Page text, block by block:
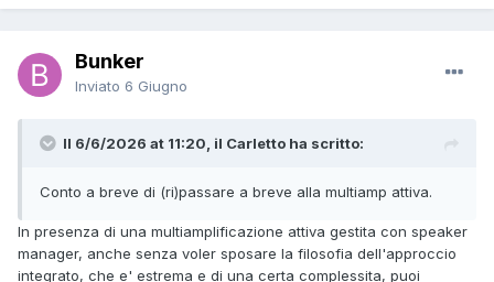
Bunker
Inviato 6 Giugno
Il 6/6/2026 at 11:20, il Carletto ha scritto:
Conto a breve di (ri)passare a breve alla multiamp attiva.
In presenza di una multiamplificazione attiva gestita con speaker
manager, anche senza voler sposare la filosofia dell'approccio
integrato, che e' estrema e di una certa complessita, puoi